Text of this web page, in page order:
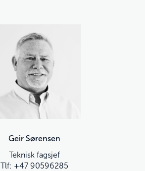
Geir Sørensen
Teknisk fagsjef
Tlf: +47 90596285